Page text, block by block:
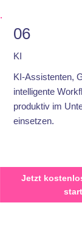
06
KI
KI-Assistenten,
intelligente
produktiv im
einsetzen.
Jetzt